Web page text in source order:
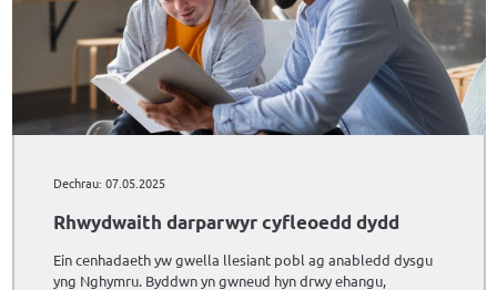
Dechrau: 07.05.2025
Rhwydwaith darparwyr cyfleoedd dydd
Ein cenhadaeth yw gwella llesiant pobl ag anabledd dysgu
yng Nghymru. Byddwn yn gwneud hyn drwy ehangu,